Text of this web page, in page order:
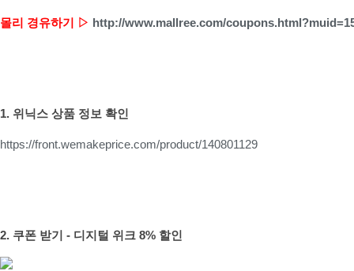
몰리 경유하기 ▷ http://www.mallree.com/
1. 위닉스 상품 정보 확인
https://front.wemakeprice.com/product/140801129
2. 쿠폰 받기 - 디지털 위크 8% 할인